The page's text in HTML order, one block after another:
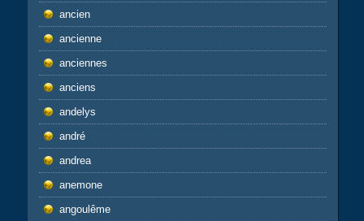
ancien
ancienne
anciennes
anciens
andelys
andré
andrea
anemone
angoulême